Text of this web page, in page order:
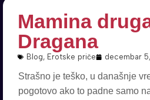
Mamina
Dragana
Blog, Erotske priče decembar
Strašno je teško, u današnje
pogotovo ako to padne samo